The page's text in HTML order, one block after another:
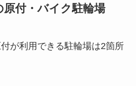
原付・バイク駐輪場
が利用できる駐輪場は2箇所